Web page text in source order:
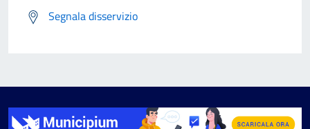
Segnala disservizio